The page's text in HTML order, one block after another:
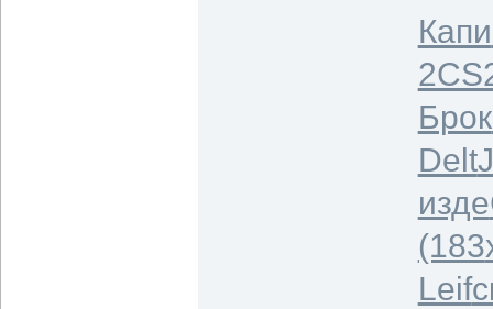
Капи
Брок
Delt
изде
(183
Leif